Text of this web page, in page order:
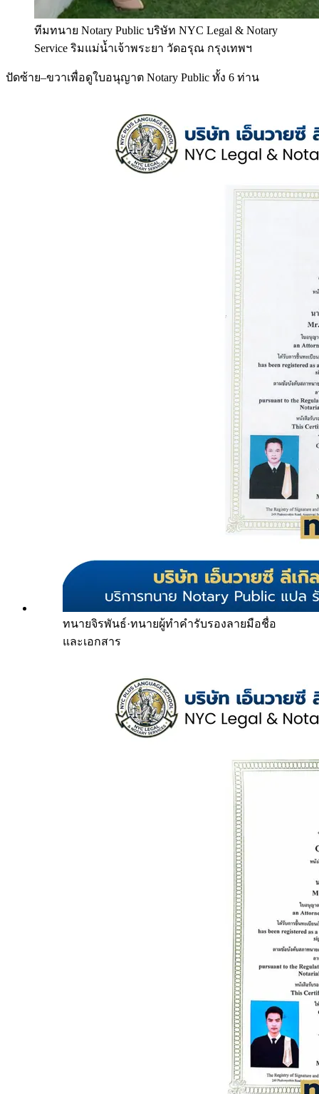
ทีมทนาย Notary Public บริษัท NYC Legal & Notary
Service ริมแม่น้ำเจ้าพระยา วัดอรุณ กรุงเทพฯ
ปัดซ้าย–ขวาเพื่อดูใบอนุญาต Notary Public ทั้ง 6 ท่าน
ทนายจิรพันธ์·ทนายผู้ทำคำรับรองลายมือชื่อ
และเอกสาร